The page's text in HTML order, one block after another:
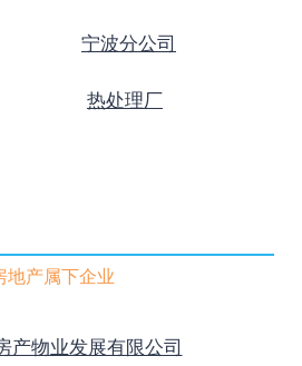
宁波分公司
热处理厂
地产属下企业
产物业发展有限公司